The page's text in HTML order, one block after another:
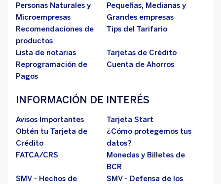
Personas Naturales y
Microempresas
Pequeñas, Medianas y
Grandes empresas
Recomendaciones de
productos
Tips del Tarifario
Lista de notarias
Tarjetas de Crédito
Reprogramación de
Pagos
Cuenta de Ahorros
INFORMACIÓN DE INTERÉS
Avisos Importantes
Tarjeta Start
Obtén tu Tarjeta de
Crédito
¿Cómo protegemos tus
datos?
FATCA/CRS
Monedas y Billetes de
BCR
SMV - Hechos de
SMV - Defensa de los